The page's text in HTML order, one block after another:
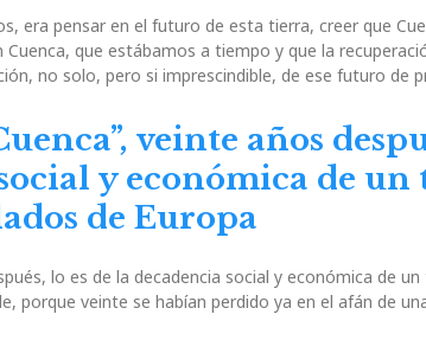
era pensar en el futuro de esta tierra, creer que
que estábamos a tiempo y que la
no solo, pero si imprescindible, de ese futuro de
veinte años
y económica de
de Europa
lo es de la decadencia social y económica de
porque veinte se habían perdido ya en el afán de